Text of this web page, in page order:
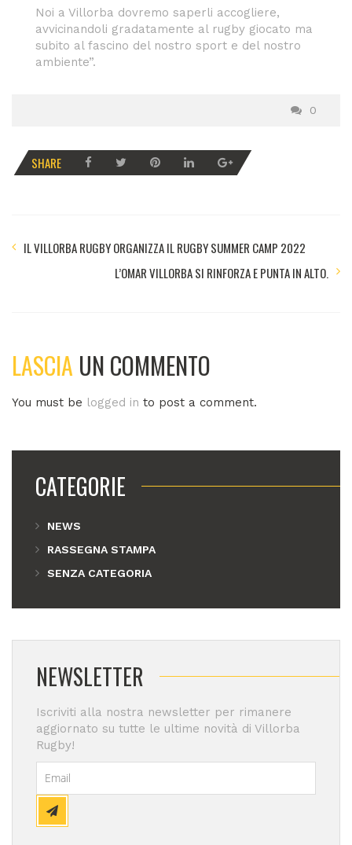
Noi a Villorba dovremo saperli accogliere,
avvicinandoli gradatamente al rugby giocato ma
subito al fascino del nostro sport e del nostro
ambiente”.
0
SHARE
IL VILLORBA RUGBY ORGANIZZA IL RUGBY SUMMER CAMP 2022
L’OMAR VILLORBA SI RINFORZA E PUNTA IN ALTO.
LASCIA UN COMMENTO
You must be logged in to post a comment.
CATEGORIE
NEWS
RASSEGNA STAMPA
SENZA CATEGORIA
NEWSLETTER
Iscriviti alla nostra newsletter per rimanere
aggiornato su tutte le ultime novità di Villorba
Rugby!